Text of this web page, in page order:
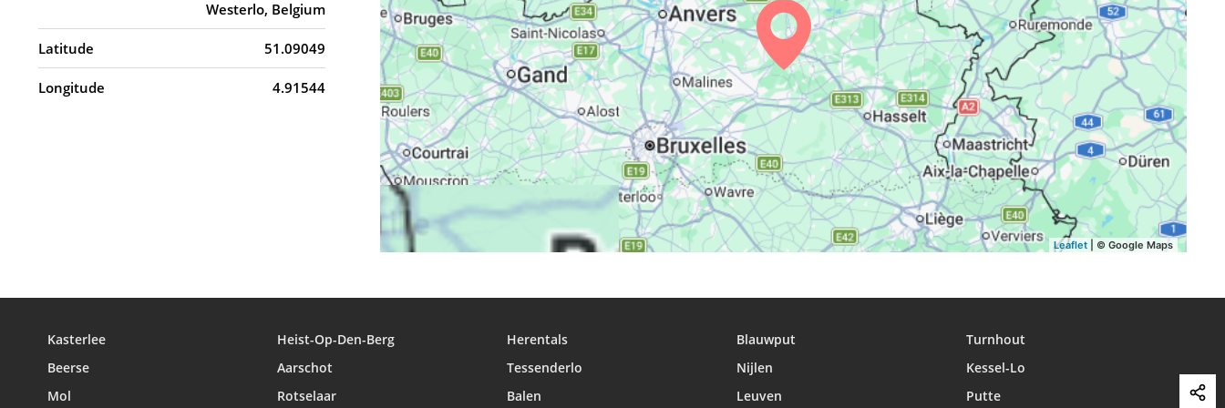
25, Ma
05:23 06:43 13:42 17:33 20:41
22:01
26, Me
05:25 06:44 13:42 17:31 20:39
21:58
27, Je
05:27 06:46 13:42 17:30 20:37
21:56
28, Ve
05:29 06:47 13:42 17:29 20:35
21:53
29, Sa
05:31 06:49 13:41 17:27 20:33
21:51
05:33 06:50 13:41 17:26 20:31
21:48
31, Lu
05:35 06:52 13:41 17:25 20:28 21:46
Westerlo, Belgium
Latitude 51.09049
Longitude 4.91544
Leaflet | © Google Maps
Kasterlee Heist-Op-Den-Berg Herentals Blauwput
Turnhout
Beerse
Aarschot Tessenderlo Nijlen
Kessel-Lo
Mol
Rotselaar Balen Leuven Putte